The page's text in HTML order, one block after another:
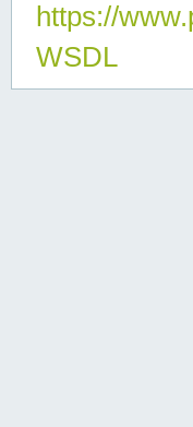
https://
WSDL